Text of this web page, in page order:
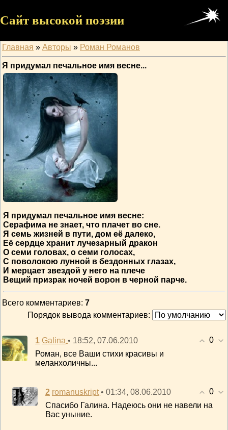
Сайт высокой поэзии
Главная » Авторы » Роман Романов
Я придумал печальное имя весне...
Я придумал печальное имя весне:
Серафима не знает, что плачет во сне.
Я семь жизней в пути, дом её далеко,
Её сердце хранит лучезарный дракон
О семи головах, о семи голосах,
С поволокою лунной в бездонных глазах,
И мерцает звездой у него на плече
Вещий призрак ночей ворон в черной парче.
Всего комментариев: 7
Порядок вывода комментариев:
0
1 Galina • 18:52, 07.06.2010
Роман, все Ваши стихи красивы и
меланхоличны...
0
2 romanuskript • 01:34, 08.06.2010
Спасибо Галина. Надеюсь они не навели на
Вас уныние.